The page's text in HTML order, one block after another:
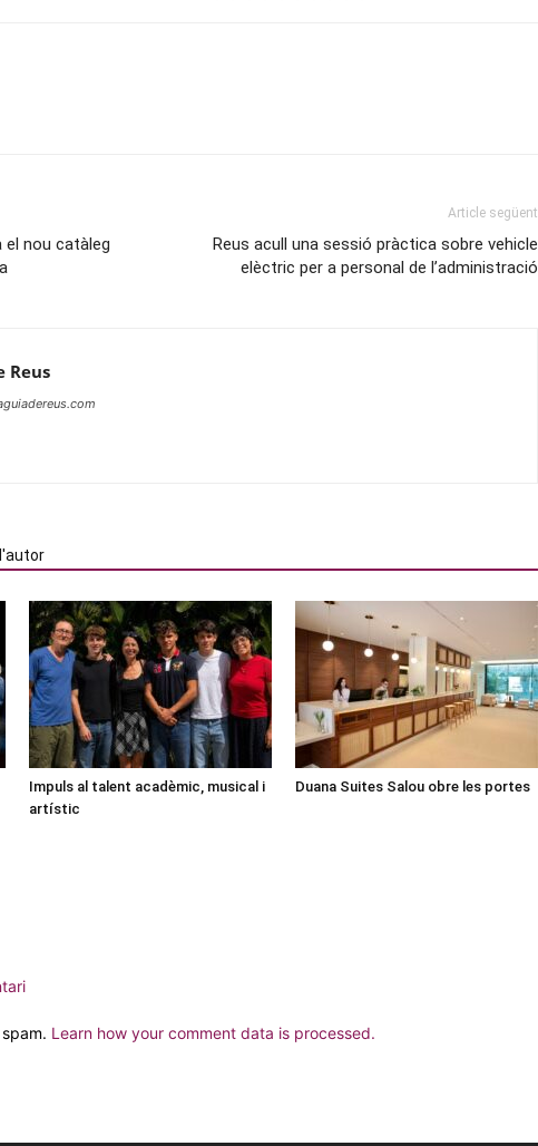
el nou catàleg
Article següent
Reus acull una sessió pràctica sobre vehicle
elèctric per a personal de l’administració
Reus
Impuls al talent acadèmic, musical i
artístic
Duana Suites Salou obre les portes
Learn how your comment data is processed.